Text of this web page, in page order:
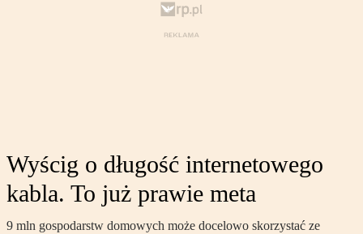
Wyścig o długość internetowego
kabla. To już prawie meta
9 mln gospodarstw domowych może docelowo skorzystać ze